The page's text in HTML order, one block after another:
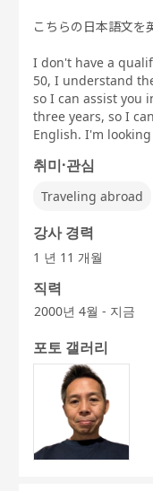
こちらの日本語文を
I don't have a
50, I understand
so I can assist you
three years, so I
English. I'm
취미·관심
Traveling abroad
강사 경력
1 년 11 개월
직력
2000년 4월 - 지금
포토 갤러리